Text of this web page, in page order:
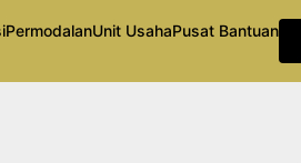
PermodalanUnit UsahaPusat Bantuan